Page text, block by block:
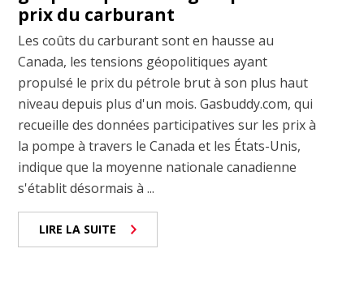
prix du carburant
Les coûts du carburant sont en hausse au
Canada, les tensions géopolitiques ayant
propulsé le prix du pétrole brut à son plus haut
niveau depuis plus d'un mois. Gasbuddy.com, qui
recueille des données participatives sur les prix à
la pompe à travers le Canada et les États-Unis,
indique que la moyenne nationale canadienne
s'établit désormais à ...
LIRE LA SUITE